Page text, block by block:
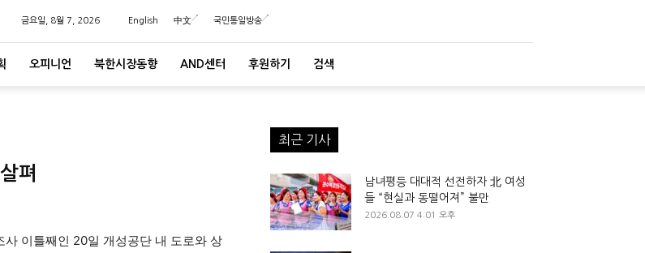
금요일, 8월 7, 2026 English 中文 국민통일방송
오피니언 북한시장동향 AND센터 후원하기 검색
펴
이틀째인 20일 개성공단 내 도로와 상
최근 기사
남녀평등 대대적 선전하자 北 여성
들 “현실과 동떨어져” 불만
2026.08.07 4:01 오후